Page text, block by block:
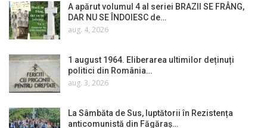
A apărut volumul 4 al seriei BRAZII SE FRÂNG,
DAR NU SE ÎNDOIESC de…
aug. 4, 2026
1 august 1964. Eliberarea ultimilor deținuți
politici din România…
aug. 3, 2026
La Sâmbăta de Sus, luptătorii în Rezistența
anticomunistă din Făgăraș…